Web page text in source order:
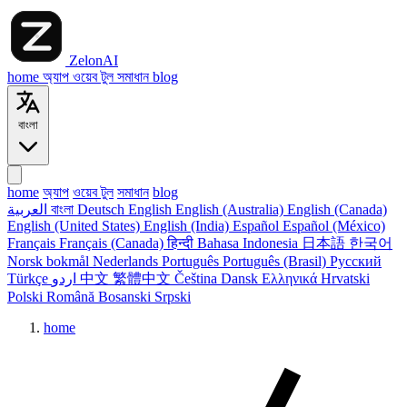
ZelonAI
home অ্যাপ ওয়েব টুলসমাধানblog
বাংলা
home অ্যাপ ওয়েব টুল সমাধান blog
বাংলা Deutsch English English (Australia) English (Canada)
English (United States) English (India) Español Español (México)
Français Français (Canada)हिन्दी Bahasa Indonesia 日本語 한국어
Norsk bokmål Nederlands Português Português (Brasil) Русский
Türkçe
中文 繁體中文 Čeština Dansk Ελληνικά Hrvatski
Polski Română Bosanski Srpski
home